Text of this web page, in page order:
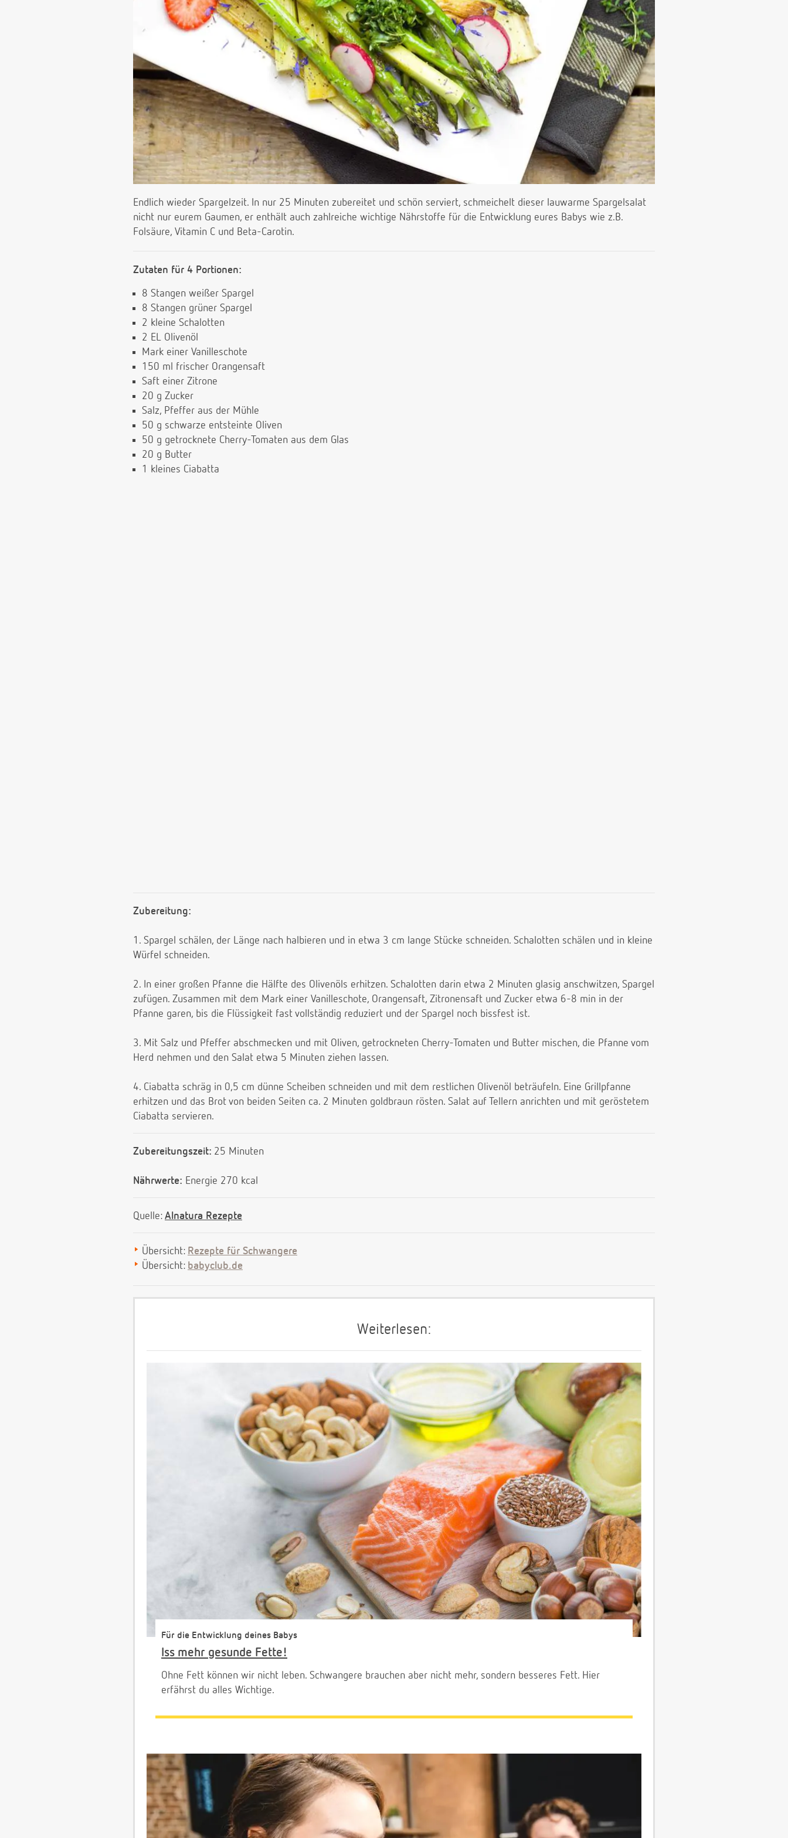
Endlich wieder Spargelzeit. In nur 25 Minuten zubereitet und schön serviert, schmeichelt dieser lauwarme Spargelsalat
nicht nur eurem Gaumen, er enthält auch zahlreiche wichtige Nährstoffe für die Entwicklung eures Babys wie z.B.
Folsäure, Vitamin C und Beta-Carotin.
Zutaten für 4 Portionen:
8 Stangen weißer Spargel
8 Stangen grüner Spargel
2 kleine Schalotten
2 EL Olivenöl
Mark einer Vanilleschote
150 ml frischer Orangensaft
Saft einer Zitrone
20 g Zucker
Salz, Pfeffer aus der Mühle
50 g schwarze entsteinte Oliven
50 g getrocknete Cherry-Tomaten aus dem Glas
20 g Butter
1 kleines Ciabatta
Zubereitung:
1. Spargel schälen, der Länge nach halbieren und in etwa 3 cm lange Stücke schneiden. Schalotten schälen und in kleine
Würfel schneiden.
2. In einer großen Pfanne die Hälfte des Olivenöls erhitzen. Schalotten darin etwa 2 Minuten glasig anschwitzen, Spargel
zufügen. Zusammen mit dem Mark einer Vanilleschote, Orangensaft, Zitronensaft und Zucker etwa 6-8 min in der
Pfanne garen, bis die Flüssigkeit fast vollständig reduziert und der Spargel noch bissfest ist.
3. Mit Salz und Pfeffer abschmecken und mit Oliven, getrockneten Cherry-Tomaten und Butter mischen, die Pfanne vom
Herd nehmen und den Salat etwa 5 Minuten ziehen lassen.
4. Ciabatta schräg in 0,5 cm dünne Scheiben schneiden und mit dem restlichen Olivenöl beträufeln. Eine Grillpfanne
erhitzen und das Brot von beiden Seiten ca. 2 Minuten goldbraun rösten. Salat auf Tellern anrichten und mit geröstetem
Ciabatta servieren.
Zubereitungszeit: 25 Minuten
Nährwerte: Energie 270 kcal
Quelle: Alnatura Rezepte
Übersicht: Rezepte für Schwangere
Übersicht: babyclub.de
Weiterlesen:
Für die Entwicklung deines Babys
Iss mehr gesunde Fette!
Ohne Fett können wir nicht leben. Schwangere brauchen aber nicht mehr, sondern besseres Fett. Hier
erfährst du alles Wichtige.